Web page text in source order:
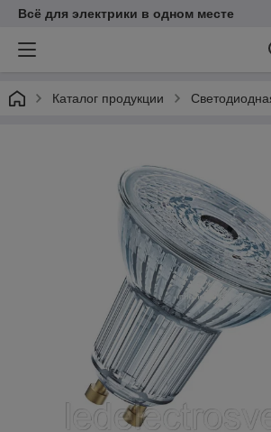
Всё для электрики в одном месте
Каталог продукции